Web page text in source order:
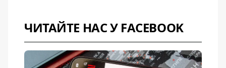
ЧИТАЙТЕ НАС У FACEBOOK